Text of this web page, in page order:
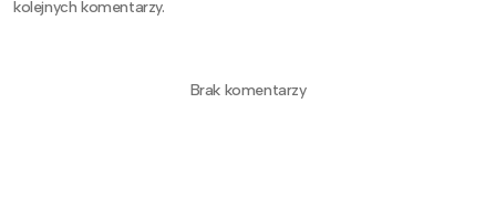
kolejnych komentarzy.
Brak komentarzy